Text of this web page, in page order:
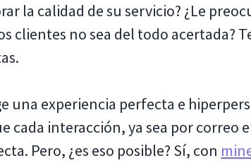
la calidad de su servicio? ¿Le
clientes no sea del todo acertada?
una experiencia perfecta e
cada interacción, ya sea por correo
Pero, ¿es eso posible? Sí, con